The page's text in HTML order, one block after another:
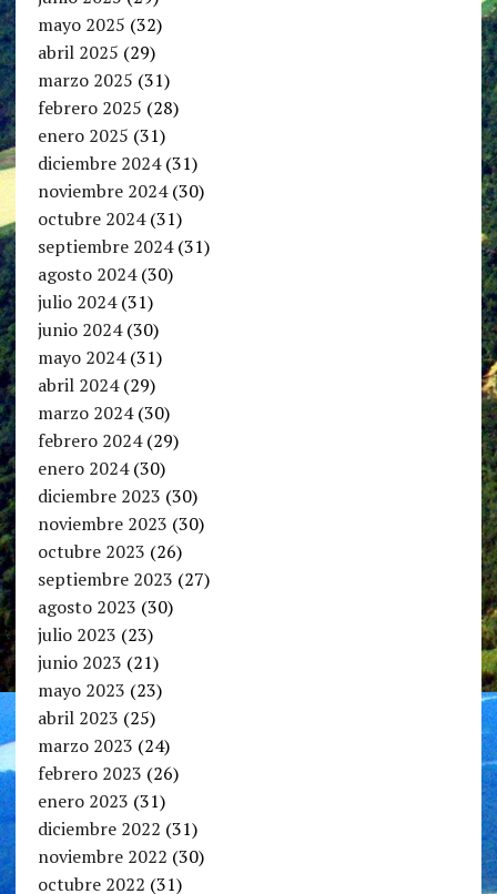
mayo 2025 (32)
abril 2025 (29)
marzo 2025 (31)
febrero 2025 (28)
enero 2025 (31)
diciembre 2024(31)
noviembre 2024(30)
octubre 2024(31)
septiembre 2024(31)
agosto 2024(30)
julio 2024(31)
junio 2024(30)
mayo 2024(31)
abril 2024(29)
marzo 2024(30)
febrero 2024(29)
enero 2024(30)
diciembre 2023 (30)
noviembre 2023 (30)
octubre 2023 (26)
septiembre 2023 (27)
agosto 2023 (30)
julio 2023 (23)
junio 2023 (21)
mayo 2023 (23)
abril 2023 (25)
marzo 2023 (24)
febrero 2023 (26)
enero 2023 (31)
diciembre 2022 (31)
noviembre 2022 (30)
octubre 2022 (31)